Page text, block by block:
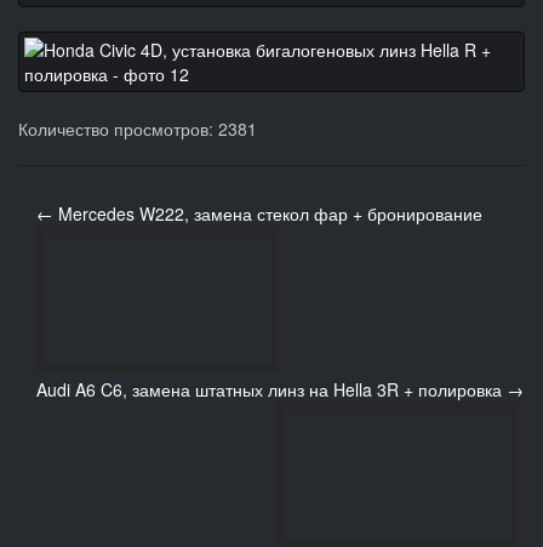
Количество просмотров: 2381
← Mercedes W222, замена стекол фар + бронирование
Audi A6 C6, замена штатных линз на Hella 3R + полировка →